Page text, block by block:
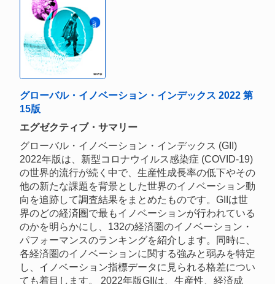
グローバル・イノベーション・インデックス 2022 第
15版
エグゼクティブ・サマリー
グローバル・イノベーション・インデックス (GII)
2022年版は、新型コロナウイルス感染症 (COVID-19)
の世界的流行が続く中で、生産性成長率の低下やその
他の新たな課題を背景とした世界のイノベーション動
向を追跡して調査結果をまとめたものです。GIIは世
界のどの経済圏で最もイノベーションが行われている
のかを明らかにし、132の経済圏のイノベーション・
パフォーマンスのランキングを紹介します。同時に、
各経済圏のイノベーションに関する強みと弱みを特定
し、イノベーション指標データに見られる格差につい
ても着目します。 2022年版GIIは、生産性、経済成